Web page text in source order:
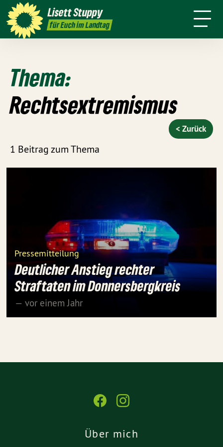
LisettStuppy
für Euch im Landtag
Termine
Über mich Positionen Wahlkreis
Thema:
Rechtsextremismus
1 Beitrag zum Thema
< Zurück
Pressemitteilung
Deutlicher Anstieg rechter
Straftaten im Donnersbergkreis
— vor einem Jahr
Über mich